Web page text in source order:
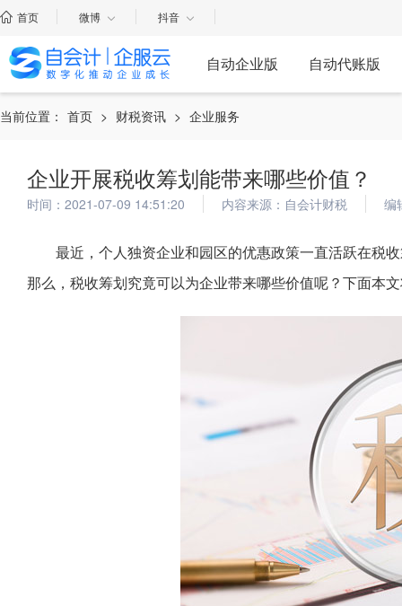
首页 微博 抖音
自动企业版 自动代账版
当前位置： 首页 > 财税资讯 > 企业服务
企业开展税收筹划能带来哪些价值？
时间：2021-07-09 14:51:20 内容来源：自会计财税 编
最近，个人独资企业和园区的优惠政策一直活跃在税
那么，税收筹划究竟可以为企业带来哪些价值呢？下面本